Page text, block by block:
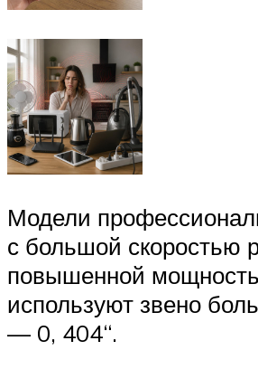
Модели
с большой скоростью
повышенной
используют звено
— 0, 404“.